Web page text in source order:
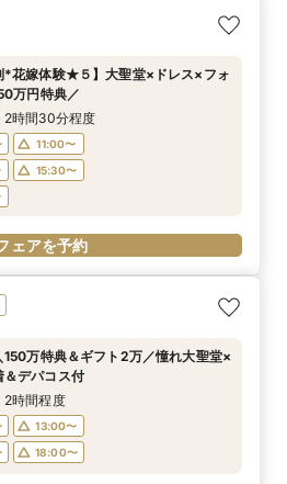
*花嫁体験★５】大聖堂×ドレス×フォ
万円特典／
2時間30分程度
11:00〜
15:30〜
ェアを予約
150万特典＆ギフト2万／憧れ大聖堂×
＆デパコス付
2時間程度
13:00〜
18:00〜